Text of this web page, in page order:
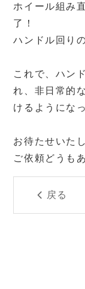
ホイール組み
了！
ハンドル回り
これで、ハン
れ、非日常的
けるようにな
お待たせいた
ご依頼どうも
戻る